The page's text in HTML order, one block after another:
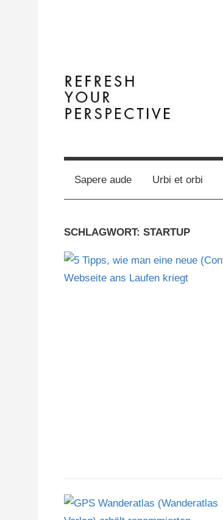
Terminal
Y
Digital
Business
Sapere aude Urbi et orbi
SCHLAGWORT: STARTUP